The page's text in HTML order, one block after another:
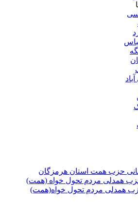
حزب همت استان هرمزگان
همدلی مردم تحول خواه (همت)
همدلی مردم تحول خواه(همت)